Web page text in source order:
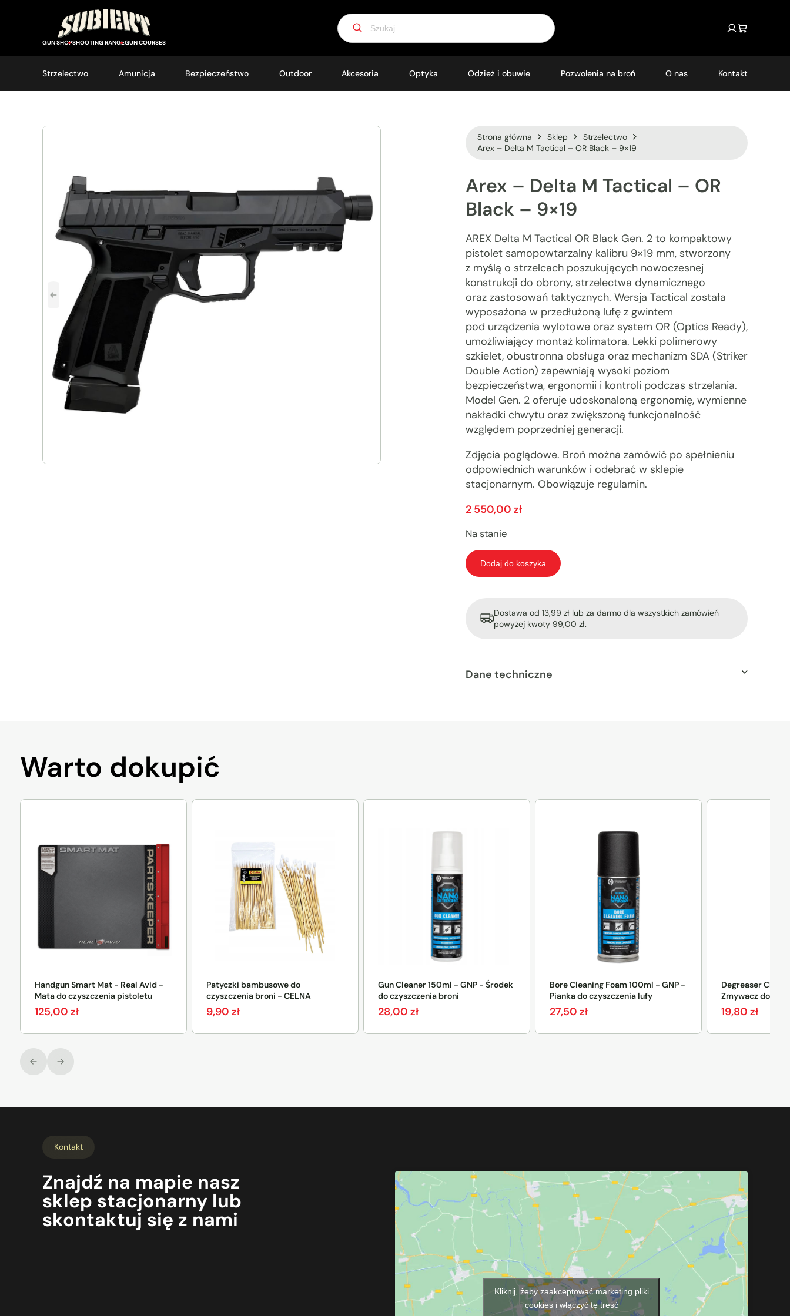
GUN SHOPSHOOTING RANGEGUN COURSES
Search
for:
Strzelectwo Amunicja Bezpieczeństwo Outdoor Akcesoria Optyka Odzież i obuwie Pozwolenia na broń O nas Kontakt
Strona główna Sklep
Strzelectwo
Arex – Delta M Tactical – OR Black – 9×19
Arex – Delta M Tactical – OR
Black – 9×19
AREX Delta M Tactical OR Black Gen. 2 to kompaktowy
pistolet samopowtarzalny kalibru 9×19 mm, stworzony
z myślą o strzelcach poszukujących nowoczesnej
konstrukcji do obrony, strzelectwa dynamicznego
oraz zastosowań taktycznych. Wersja Tactical została
wyposażona w przedłużoną lufę z gwintem
pod urządzenia wylotowe oraz system OR (Optics Ready),
umożliwiający montaż kolimatora. Lekki polimerowy
szkielet, obustronna obsługa oraz mechanizm SDA (Striker
Double Action) zapewniają wysoki poziom
bezpieczeństwa, ergonomii i kontroli podczas strzelania.
Model Gen. 2 oferuje udoskonaloną ergonomię, wymienne
nakładki chwytu oraz zwiększoną funkcjonalność
względem poprzedniej generacji.
Zdjęcia poglądowe. Broń można zamówić po spełnieniu
odpowiednich warunków i odebrać w sklepie
stacjonarnym. Obowiązuje regulamin.
2 550,00 zł
Na stanie
Dodaj do koszyka
Dostawa od 13,99 zł lub za darmo dla wszystkich zamówień
powyżej kwoty 99,00 zł.
Dane techniczne
Warto dokupić
Handgun Smart Mat - Real Avid -
Mata do czyszczenia pistoletu
125,00 zł
Patyczki bambusowe do
czyszczenia broni - CELNA
9,90 zł
Gun Cleaner 150ml - GNP - Środek
do czyszczenia broni
28,00 zł
Bore Cleaning Foam 100ml - GNP -
Pianka do czyszczenia lufy
27,50 zł
Degreaser
Zmywacz do
19,80 zł
Kontakt
Znajdź na mapie nasz
sklep stacjonarny lub
skontaktuj się z nami
Kliknij, żeby zaakceptować marketing pliki
cookies i włączyć tę treść